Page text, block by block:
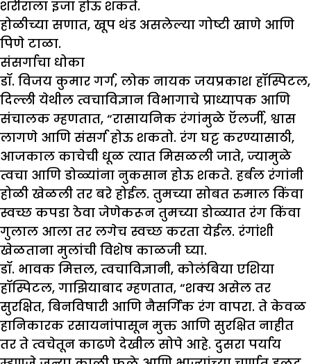
शरीराला इजा होऊ शकते.
होळीच्या सणात, खूप थंड असलेल्या गोष्टी खाणे आणि
पिणे टाळा.
संसर्गाचा धोका
डॉ. विजय कुमार गर्ग, लोक नायक जयप्रकाश हॉस्पिटल,
दिल्ली येथील त्वचाविज्ञान विभागाचे प्राध्यापक आणि
संचालक म्हणतात, “रासायनिक रंगांमुळे ऍलर्जी, श्वास
लागणे आणि संसर्ग होऊ शकतो. रंग घट्ट करण्यासाठी,
आजकाल काचेची धूळ त्यात मिसळली जाते, ज्यामुळे
त्वचा आणि डोळ्यांना नुकसान होऊ शकते. हर्बल रंगांनी
होळी खेळली तर बरे होईल. तुमच्या सोबत रुमाल किंवा
स्वच्छ कपडा ठेवा जेणेकरून तुमच्या डोळ्यात रंग किंवा
गुलाल आला तर लगेच स्वच्छ करता येईल. रंगांशी
खेळताना मुलांची विशेष काळजी घ्या.
डॉ. भावक मित्तल, त्वचाविज्ञानी, कोलंबिया एशिया
हॉस्पिटल, गाझियाबाद म्हणतात, “शक्य असेल तर
सुरक्षित, बिनविषारी आणि नैसर्गिक रंग वापरा. ते केवळ
हानिकारक रसायनांपासून मुक्त आणि सुरक्षित नाहीत
तर ते त्वचेतून काढणे देखील सोपे आहे. दुसरा पर्याय